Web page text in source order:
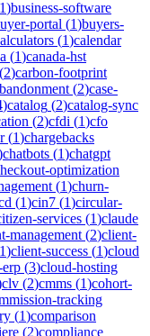
1)business-software
portal (1)buyers-
(1)calendar
(1)canada-hst
(2)carbon-footprint
(2)case-
)catalog (2)catalog-sync
(2)cfdi (1)cfo
(1)chargebacks
chatbots (1)chatgpt
optimization
(1)churn-
(1)cin7 (1)circular-
services (1)claude
management (2)client-
1)client-success (1)cloud
(3)cloud-hosting
clv (2)cmms (1)cohort-
tracking
(1)comparison
(2)compliance